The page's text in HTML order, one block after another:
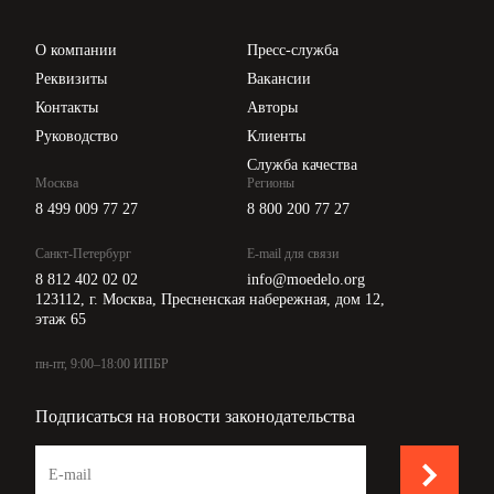
О компании
Реквизиты
Контакты
Руководство
Пресс-служба
Вакансии
Авторы
Клиенты
Служба качества
Москва
8 499 009 77 27
Санкт-Петербург
8 812 402 02 02
Регионы
8 800 200 77 27
E-mail для связи
info@moedelo.org
123112, г. Москва, Пресненская набережная, дом 12,
этаж 65
пн-пт, 9:00–18:00 ИПБР
Подписаться на новости законодательства